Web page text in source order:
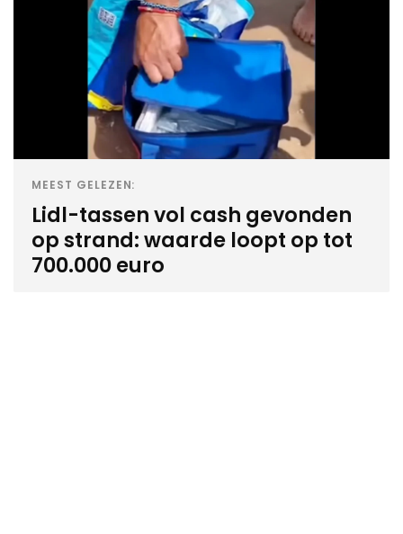
MEEST GELEZEN:
Lidl-tassen vol cash gevonden
op strand: waarde loopt op tot
700.000 euro